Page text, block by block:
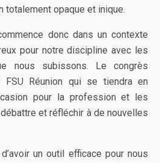
totalement opaque et inique.
donc dans un contexte
pour notre discipline avec les
nous subissons. Le congrès
FSU Réunion qui se tiendra en
pour la profession et les
et réfléchir à de nouvelles
un outil efficace pour nous